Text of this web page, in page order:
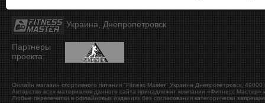
Украина, Днепропетровск
Партнеры
проекта:
Онлайн магазин спортивного питания "Fitness Master" Украина Днепропетровск 49000
Авторство всех материалов данного сайта принадлежит компании «Фитнесс Мастер»
Любые перепечатки в офлайновых изданиях без согласования категорически